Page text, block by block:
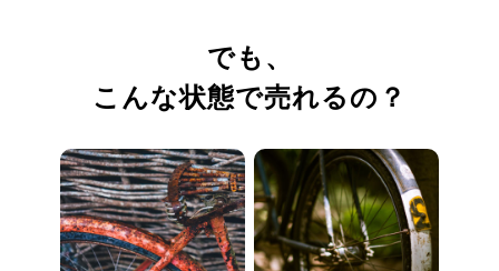
でも、
こんな状態で売れるの？